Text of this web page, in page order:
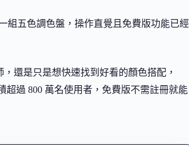
組五色調色盤，操作直覺且免費版功能已經
還是只是想快速找到好看的顏色搭配，
超過 800 萬名使用者，免費版不需註冊就能